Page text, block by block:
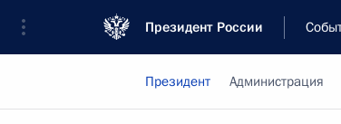
Президент России
Президент Администрация